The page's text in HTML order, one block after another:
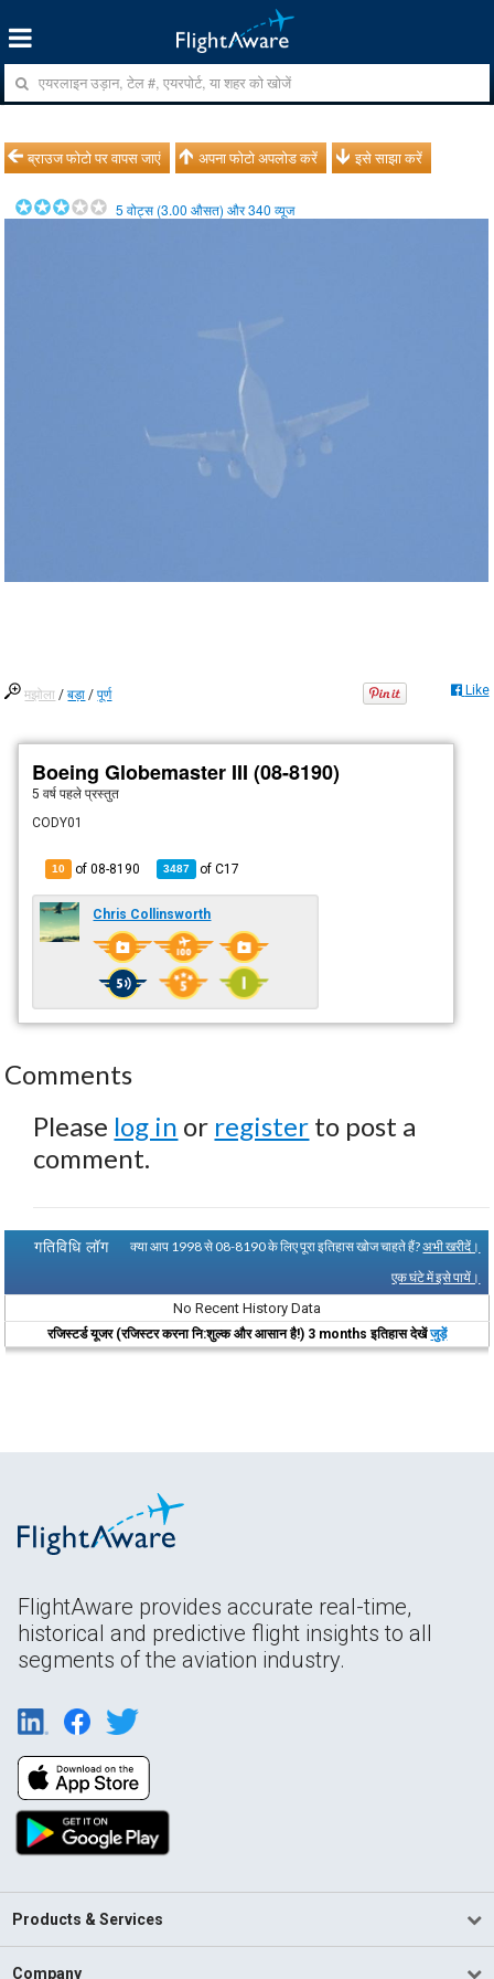
ब्राउज फोटो पर वापस जाएं अपना फोटो अपलोड करें इसे साझा करें
5 वोट्स (3.00 औसत) और340 व्यूज
मझोला /बड़ा /पूर्ण Like
Boeing Globemaster III (08-8190)
5 वर्ष पहले प्रस्तुत
CODY01
10 of 08-8190 3487 ofC17
Chris Collinsworth
Comments
Please log in or register to post a
comment.
गतिविधि लॉग क्या आप 1998 से 08-8190 के लिए पूरा इतिहास खोज चाहते हैं?अभी खरीदें।
एक घंटे में इसे पायें।
No Recent History Data
रजिस्टर्ड यूजर (रजिस्टर करना नि:शुल्क और आसान है!) 3 months इतिहास देखेंजुड़ें
FlightAware provides accurate real-time,
historical and predictive flight insights to all
segments of the aviation industry.
Products & Services
Company